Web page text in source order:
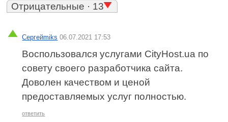
Отрицательные · 13
Сергейmiks 06.07.2021 17:53
Воспользовался услугами CityHost.uа по
совету своего разработчика сайта.
Доволен качеством и ценой
предоставляемых услуг полностью.
ответить